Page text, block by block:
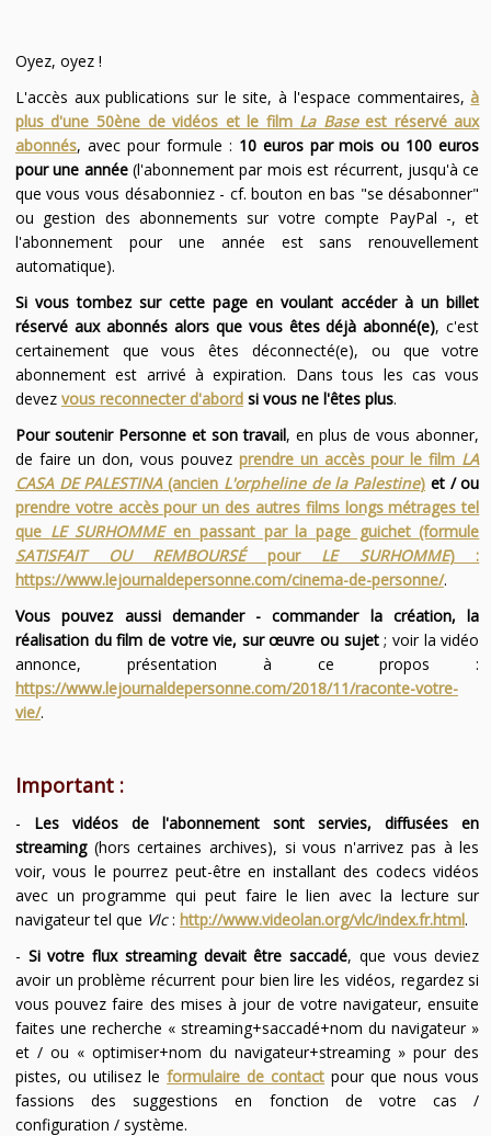
Oyez, oyez !
L'accès aux publications sur le site, à l'espace commentaires,à
plus d'une 50ène de vidéos et le film La Baseest réservé aux
abonnés, avec pour formule : 10 euros par mois ou 100 euros
pour une année(l'abonnement par mois est récurrent, jusqu'à ce
que vous vous désabonniez - cf. bouton en bas "se désabonner"
ou gestion des abonnements sur votre compte PayPal -, et
l'abonnement pour une année est sans renouvellement
automatique).
Si vous tombez sur cette page en voulant accéder à un billet
réservé aux abonnés alors que vous êtes déjà abonné(e), c'est
certainement que vous êtes déconnecté(e), ou que votre
abonnement est arrivé à expiration. Dans tous les cas vous
devez vous reconnecter d'abordsi vous ne l'êtes plus.
Pour soutenir Personne et son travail, en plus de vous abonner,
de faire un don, vous pouvez prendre un accès pour le film LA
CASA DE PALESTINA(ancien L'orpheline de la Palestine) et / ou
prendre votre accès pour un des autres films longs métrages tel
que LE SURHOMMEen passant par la page guichet (formule
SATISFAIT OU REMBOURSÉpour LE SURHOMME) :
https://www.lejournaldepersonne.com/cinema-de-personne/.
Vous pouvez aussi demander - commander la création, la
réalisation du film de votre vie, sur œuvre ou sujet; voir la vidéo
annonce, présentation à ce propos :
https://www.lejournaldepersonne.com/2018/11/raconte-votre-
vie/.
Important :
- Les vidéos de l'abonnement sont servies, diffusées en
streaming(hors certaines archives), si vous n'arrivez pas à les
voir, vous le pourrez peut-être en installant des codecs vidéos
avec un programme qui peut faire le lien avec la lecture sur
navigateur tel que Vlc: http://www.videolan.org/vlc/index.fr.html.
- Si votre flux streaming devait être saccadé, que vous deviez
avoir un problème récurrent pour bien lire les vidéos, regardez si
vous pouvez faire des mises à jour de votre navigateur, ensuite
faites une recherche « streaming+saccadé+nom du navigateur »
et / ou « optimiser+nom du navigateur+streaming » pour des
pistes, ou utilisez leformulaire de contact pour que nous vous
fassions des suggestions en fonction de votre cas /
configuration / système.